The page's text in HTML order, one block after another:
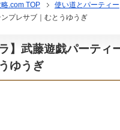
.com TOP 使い道とパーティー
プレサブ｜むとうゆうぎ
】武藤遊戯パーティ
ゆうぎ